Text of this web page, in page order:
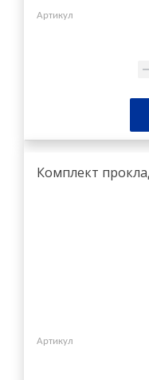
Артикул
Комплект
Артикул